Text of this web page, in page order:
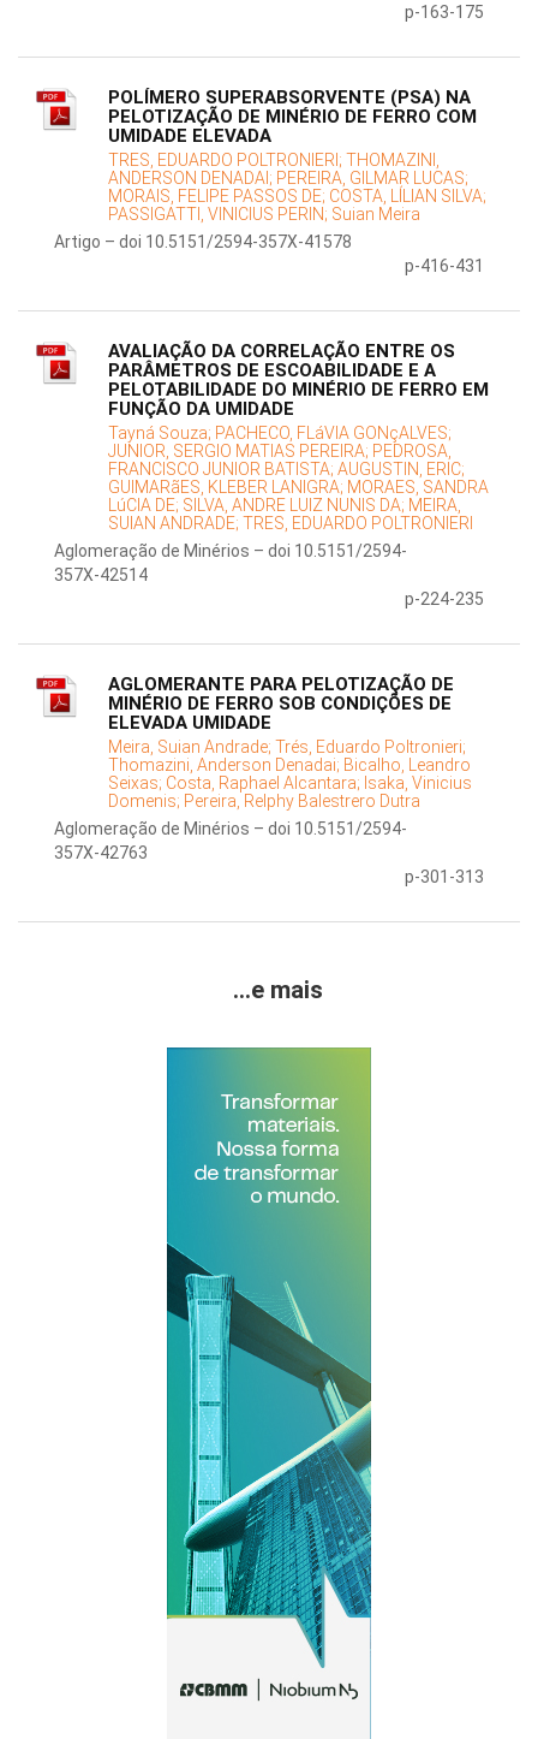
p-163-175
POLÍMERO SUPERABSORVENTE (PSA) NA
PELOTIZAÇÃO DE MINÉRIO DE FERRO COM
UMIDADE ELEVADA
TRES, EDUARDO POLTRONIERI; THOMAZINI,
ANDERSON DENADAI; PEREIRA, GILMAR LUCAS;
MORAIS, FELIPE PASSOS DE; COSTA, LÍLIAN SILVA;
PASSIGATTI, VINICIUS PERIN; Suian Meira
Artigo – doi 10.5151/2594-357X-41578
p-416-431
AVALIAÇÃO DA CORRELAÇÃO ENTRE OS
PARÂMETROS DE ESCOABILIDADE E A
PELOTABILIDADE DO MINÉRIO DE FERRO EM
FUNÇÃO DA UMIDADE
Tayná Souza; PACHECO, FLáVIA GONçALVES;
JUNIOR, SERGIO MATIAS PEREIRA; PEDROSA,
FRANCISCO JUNIOR BATISTA; AUGUSTIN, ERIC;
GUIMARãES, KLEBER LANIGRA; MORAES, SANDRA
LúCIA DE; SILVA, ANDRE LUIZ NUNIS DA; MEIRA,
SUIAN ANDRADE; TRES, EDUARDO POLTRONIERI
Aglomeração de Minérios – doi 10.5151/2594-
357X-42514
p-224-235
AGLOMERANTE PARA PELOTIZAÇÃO DE
MINÉRIO DE FERRO SOB CONDIÇÕES DE
ELEVADA UMIDADE
Meira, Suian Andrade; Trés, Eduardo Poltronieri;
Thomazini, Anderson Denadai; Bicalho, Leandro
Seixas; Costa, Raphael Alcantara; Isaka, Vinicius
Domenis; Pereira, Relphy Balestrero Dutra
Aglomeração de Minérios – doi 10.5151/2594-
357X-42763
p-301-313
...e mais